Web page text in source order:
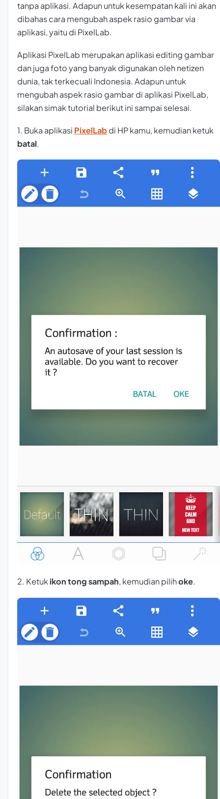
tanpa aplikasi. Adapun untuk kesempatan kali ini akan
dibahas cara mengubah aspek rasio gambar via
aplikasi, yaitu di PixelLab.
Aplikasi PixelLab merupakan aplikasi editing gambar
dan juga foto yang banyak digunakan oleh netizen
dunia, tak terkecuali Indonesia. Adapun untuk
mengubah aspek rasio gambar di aplikasi PixelLab,
silakan simak tutorial berikut ini sampai selesai.
1. Buka aplikasi PixelLabdi HP kamu, kemudian ketuk
batal.
2. Ketuk ikon tong sampah, kemudian pilihoke.